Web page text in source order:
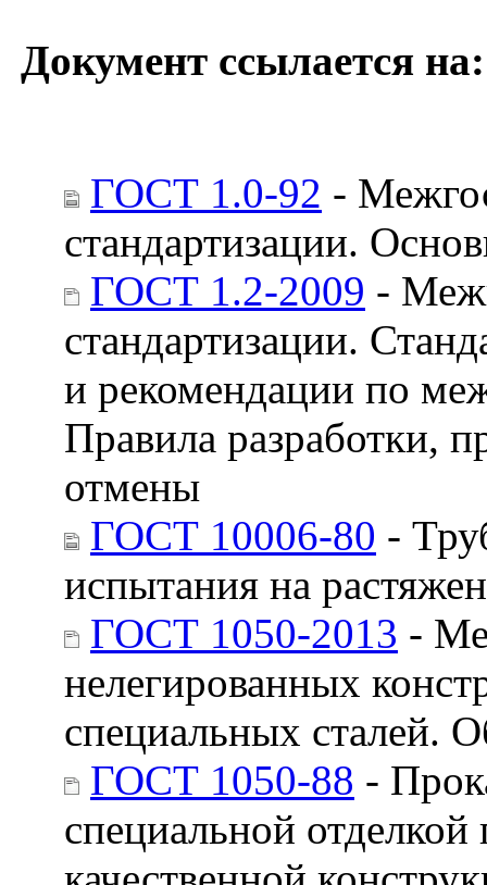
Документ ссылается на:
ГОСТ 1.0-92 -
стандартизации.
ГОСТ 1.2-2009 -
стандартизации.
и рекомендации по
Правила разработки,
отмены
ГОСТ 10006-80 -
испытания на
ГОСТ 1050-2013 -
нелегированных
специальных сталей.
ГОСТ 1050-88 -
специальной отделкой